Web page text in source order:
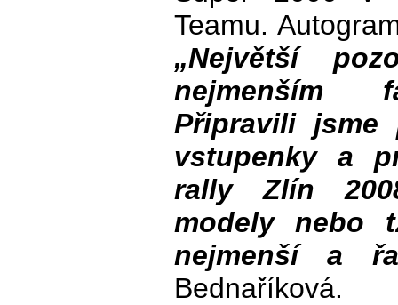
Teamu.
„Největší
nejmenším
Připravili
vstupenky a
rally Zlín
modely nebo
nejmenší a
Bednaříková.